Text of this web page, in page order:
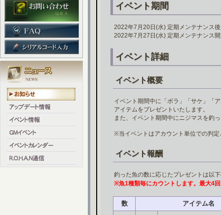
イベント期間
2022年7月20日(水) 定期メンテナンス
2022年7月27日(水) 定期メンテナンス
イベント詳細
イベント概要
イベント期間中に「ボラ」「サケ」「
アイテムをプレゼントいたします。
また、イベント期間中にニジマスを釣
※当イベントはアカウント単位での判定
イベント報酬
釣った魚の数に応じたプレゼントは以
※魚1種類毎にカウントします。最大4
数 アイテム名